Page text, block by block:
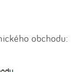
obchodu: